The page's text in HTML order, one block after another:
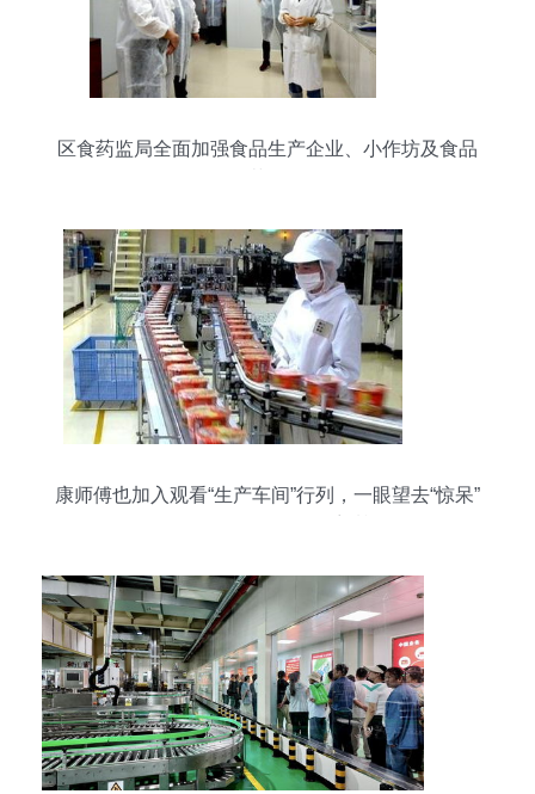
区食药监局全面加强食品生产企业、小作坊及食品
康师傅也加入观看“生产车间”行列，一眼望去“惊呆”